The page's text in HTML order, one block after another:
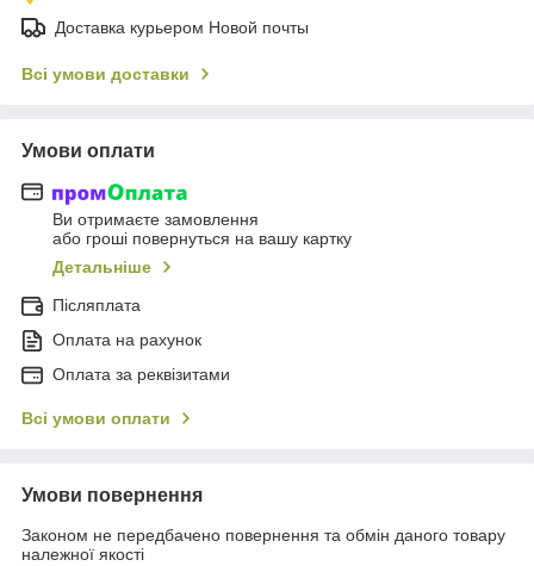
Доставка курьером Новой почты
Всі умови доставки
Умови оплати
Ви отримаєте замовлення
або гроші повернуться на вашу картку
Детальніше
Післяплата
Оплата на рахунок
Оплата за реквізитами
Всі умови оплати
Умови повернення
Законом не передбачено повернення та обмін даного товару
належної якості